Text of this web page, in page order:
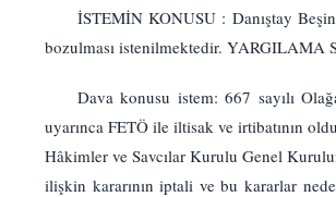
İSTEMİN KONUSU : Danıştay
bozulması istenilmektedir. YARGILAMA
Dava konusu istem: 667 sayılı
uyarınca FETÖ ile iltisak ve irtibatının
Hâkimler ve Savcılar Kurulu Genel
ilişkin kararının iptali ve bu kararlar